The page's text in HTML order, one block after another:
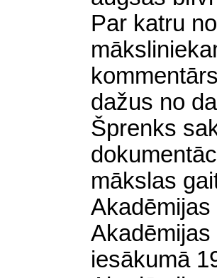
Par katru
dažus no
Šprenks
mākslas
Akadēmijas
iesākumā